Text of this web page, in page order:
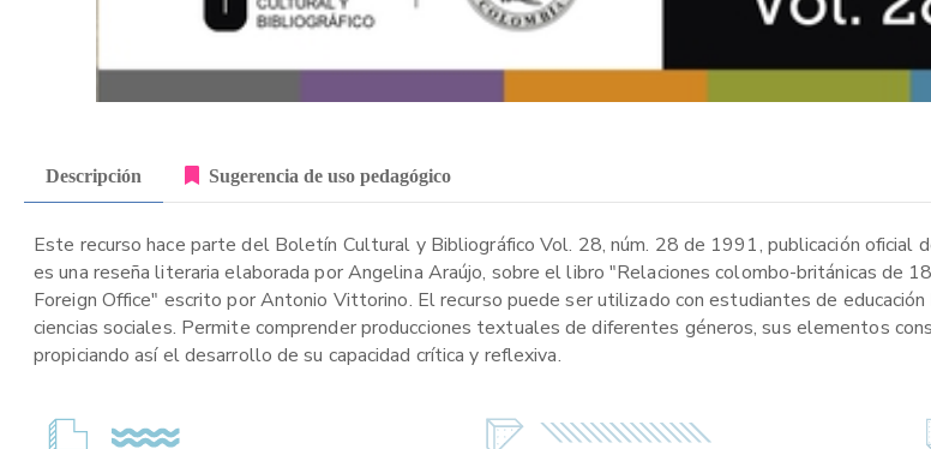
Descripción Sugerencia de uso pedagógico
Este recurso hace parte del Boletín Cultural y Bibliográfico Vol. 28, núm. 28 de 1991, publicación
es una reseña literaria elaborada por Angelina Araújo, sobre el libro "Relaciones colombo-británicas de
Foreign Office" escrito por Antonio Vittorino. El recurso puede ser utilizado con estudiantes de
ciencias sociales. Permite comprender producciones textuales de diferentes géneros, sus elementos
propiciando así el desarrollo de su capacidad crítica y reflexiva.